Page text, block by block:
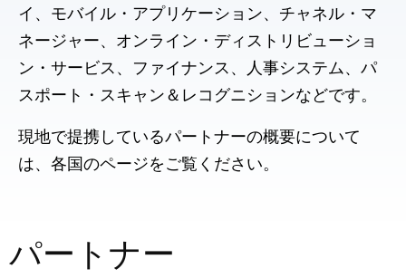
イ、モバイル・アプリケーション、チャネル・マ
ネージャー、オンライン・ディストリビューショ
ン・サービス、ファイナンス、人事システム、パ
スポート・スキャン＆レコグニションなどです。
現地で提携しているパートナーの概要について
は、各国のページをご覧ください。
パートナー